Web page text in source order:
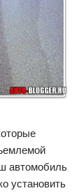
автомобиль
установить